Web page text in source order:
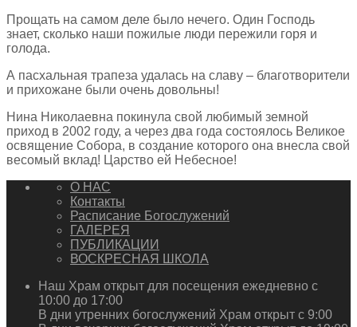
Прощать на самом деле было нечего. Один Господь
знает, сколько наши пожилые люди пережили горя и
голода.
А пасхальная трапеза удалась на славу – благотворители
и прихожане были очень довольны!
Нина Николаевна покинула свой любимый земной
приход в 2002 году, а через два года состоялось Великое
освящение Собора, в создание которого она внесла свой
весомый вклад! Царство ей Небесное!
О НАС
Контакты
Расписание Богослужений
ГАЛЕРЕЯ
ПУБЛИКАЦИИ
ВОСКРЕСНАЯ ШКОЛА
Наш Храм открыт для посещения ежедневно с
10:00 до 17:00
В дни утренних богослужений Храм открыт с 9:00